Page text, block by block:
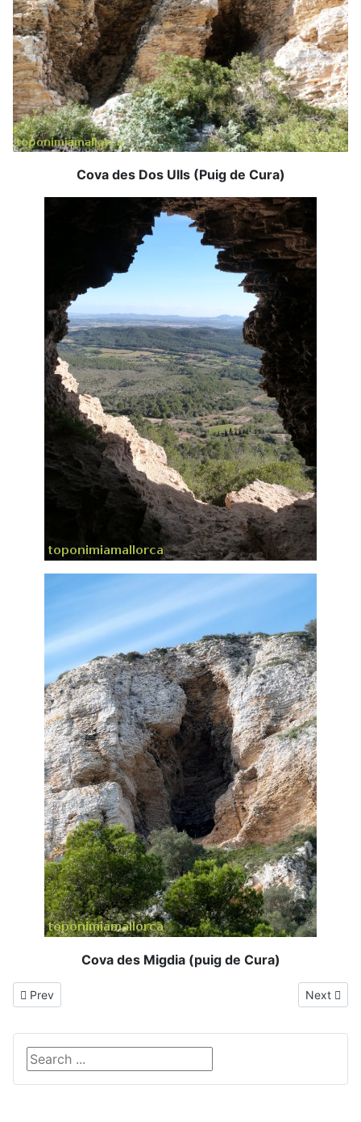
Cova des Dos Ulls (Puig de Cura)
Cova des Migdia (puig de Cura)
Previous article: Dolmen de s'Aigua Dolça
Prev Next
Next
Search ...